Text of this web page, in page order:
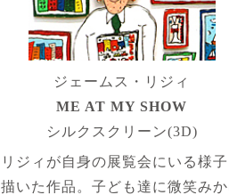
ジェームス・リジィ
ME AT MY SHOW
シルクスクリーン(3D)
リジィが自身の展覧会にいる様子
描いた作品。子ども達に微笑みか